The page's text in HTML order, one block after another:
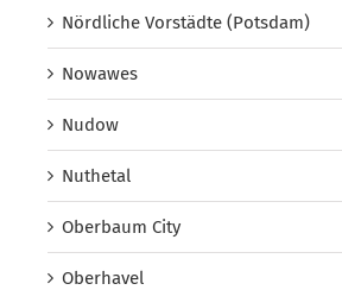
Nördliche Vorstädte (Potsdam)
Nowawes
Nudow
Nuthetal
Oberbaum City
Oberhavel